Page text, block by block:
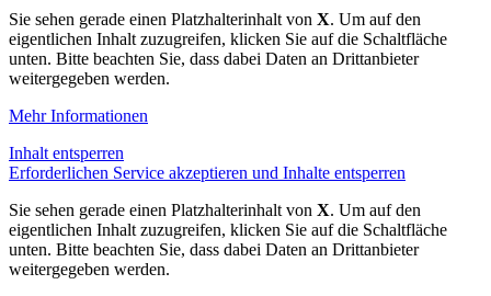
Sie sehen gerade einen Platzhalterinhalt von X. Um auf den
eigentlichen Inhalt zuzugreifen, klicken Sie auf die Schaltfläche
unten. Bitte beachten Sie, dass dabei Daten an Drittanbieter
weitergegeben werden.
Mehr Informationen
Inhalt entsperren
Erforderlichen Service akzeptieren und Inhalte entsperren
Sie sehen gerade einen Platzhalterinhalt von X. Um auf den
eigentlichen Inhalt zuzugreifen, klicken Sie auf die Schaltfläche
unten. Bitte beachten Sie, dass dabei Daten an Drittanbieter
weitergegeben werden.